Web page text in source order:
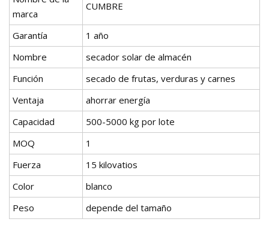
marca
CUMBRE
Garantía
1 año
Nombre
secador solar de almacén
Función
secado de frutas, verduras y carnes
Ventaja
ahorrar energía
Capacidad
500-5000 kg por lote
MOQ
1
Fuerza
15 kilovatios
Color
blanco
Peso
depende del tamaño